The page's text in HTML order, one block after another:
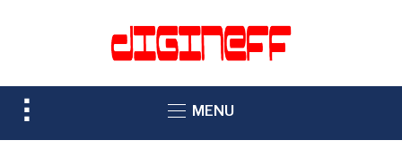
TOGGLE
SIDEBAR
MENU